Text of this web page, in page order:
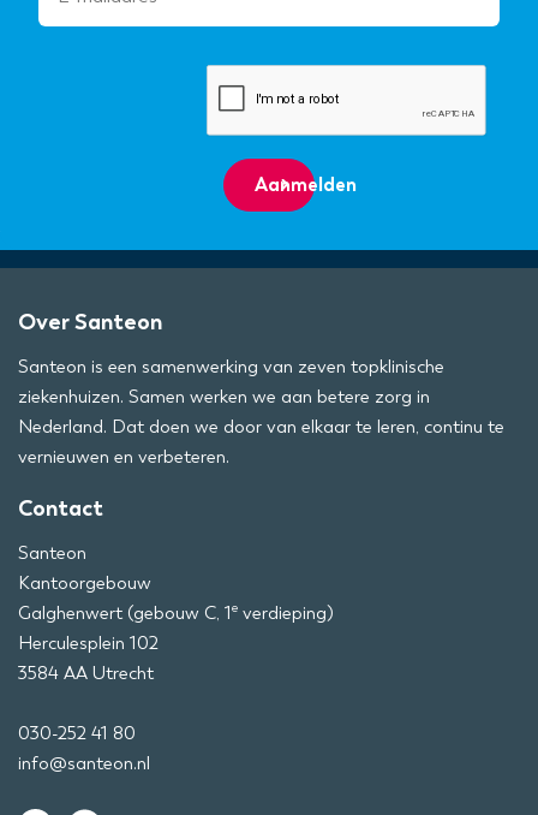
Aanmelden
Over Santeon
Santeon is een samenwerking van zeven topklinische
ziekenhuizen. Samen werken we aan betere zorg in
Nederland. Dat doen we door van elkaar te leren, continu te
vernieuwen en verbeteren.
Contact
Santeon
Kantoorgebouw
Galghenwert (gebouw C, 1e verdieping)
Herculesplein 102
3584 AA Utrecht
030-252 41 80
info@santeon.nl